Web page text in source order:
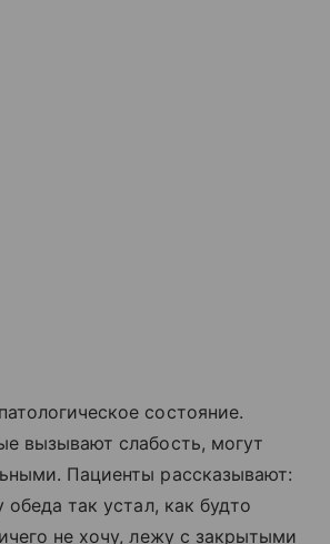
состояние.
вызывают слабость, могут
Пациенты рассказывают:
обеда так устал, как будто
не хочу, лежу с закрытыми